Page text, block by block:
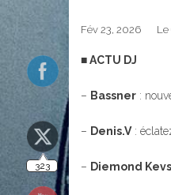
Fév 23, 2026 Le
■ ACTU DJ
– Bassner :
– Denis.V:
– Diemond Kevs
140